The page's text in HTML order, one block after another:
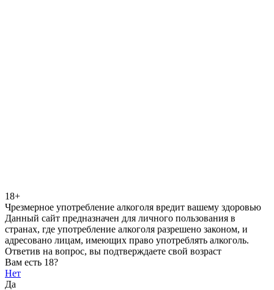
18+
Чрезмерное употребление алкоголя вредит вашему здоровью
Данный сайт предназначен для личного пользования в
странах, где употребление алкоголя разрешено законом, и
адресовано лицам, имеющих право употреблять алкоголь.
Ответив на вопрос, вы подтверждаете свой возраст
Вам есть 18?
Нет
Да